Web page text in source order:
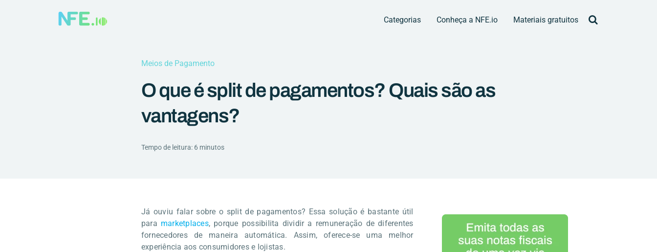
Categorias Conheça a NFE.io Materiais gratuitos
Meios de Pagamento
O que é split de pagamentos? Quais são as
vantagens?
Tempo de leitura: 6 minutos
Já ouviu falar sobre o split de pagamentos? Essa solução é bastante útil
para marketplaces, porque possibilita dividir a remuneração de diferentes
fornecedores de maneira automática. Assim, oferece-se uma melhor
experiência aos consumidores e lojistas.